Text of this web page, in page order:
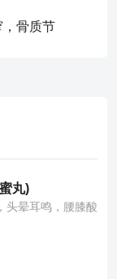
，骨质节
丸)
头晕耳鸣，腰膝酸